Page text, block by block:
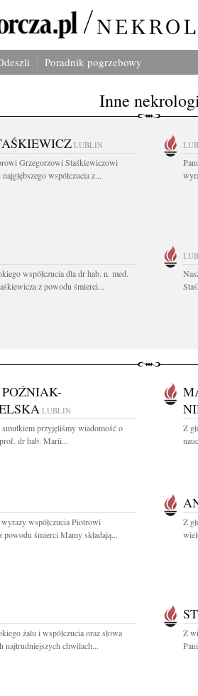
Poradnik pogrzebowy
Inne
LUBLIN
Grzegorzowi Staśkiewiczowi
współczucia z...
współczucia dla dr hab. n. med.
z powodu śmierci...
LUBLIN
przyjęliśmy wiadomość o
dr hab. Marii...
Z
wyrazy współczucia Piotrowi
powodu śmierci Mamy składają...
Z
żalu i współczucia oraz słowa
najtrudniejszych chwilach...
Z